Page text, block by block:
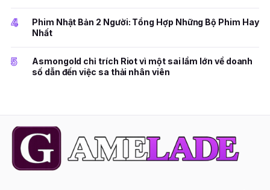
4
Phim Nhật Bản 2 Người: Tổng Hợp Những Bộ Phim Hay
Nhất
5
Asmongold chỉ trích Riot vì một sai lầm lớn về doanh
số dẫn đến việc sa thải nhân viên